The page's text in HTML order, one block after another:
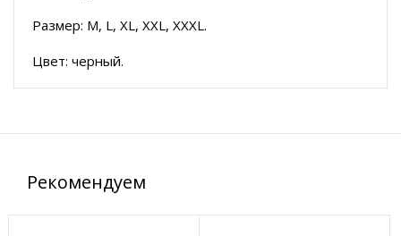
Размер: M, L, XL, XXL, XXXL.
Цвет: черный.
Рекомендуем